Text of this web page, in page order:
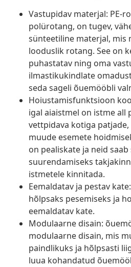
Vastupidav materjal: PE-
polürotang, on tugev,
sünteetiline materjal, mis
looduslik rotang. See on
puhastatav ning oma
ilmastikukindlate
seda sageli õuemööbli
Hoiustamisfunktsioon
igal aiaistmel on istme all
vettpidava kotiga
muude esemete
on pealiskate ja neid
suurendamiseks
istmetele kinnitada.
Eemaldatav ja pestav
hõlpsaks pesemiseks ja
eemaldatav kate.
Modulaarne disain:
modulaarne disain, mis
paindlikuks ja hõlpsasti
luua kohandatud